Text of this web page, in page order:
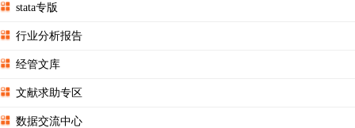
stata专版
行业分析报告
经管文库
文献求助专区
数据交流中心